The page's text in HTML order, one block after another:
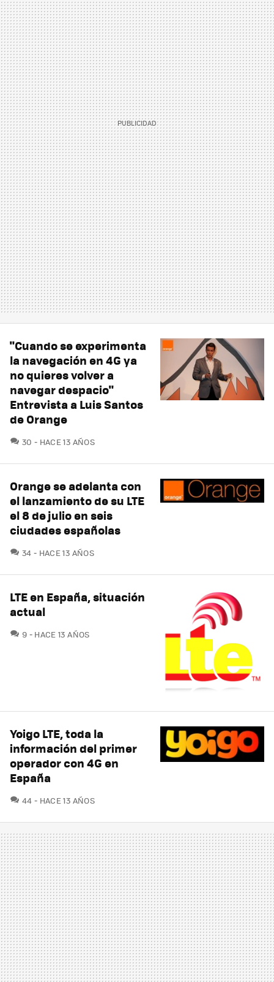
"Cuando se experimenta
la navegación en 4G ya
no quieres volver a
navegar despacio"
Entrevista a Luis Santos
de Orange
30 COMENTARIOS
HACE 13 AÑOS
Orange se adelanta con
el lanzamiento de su LTE
el 8 de julio en seis
ciudades españolas
34 COMENTARIOS
HACE 13 AÑOS
LTE en España, situación
actual
9 COMENTARIOS
HACE 13 AÑOS
Yoigo LTE, toda la
información del primer
operador con 4G en
España
44 COMENTARIOS
HACE 13 AÑOS